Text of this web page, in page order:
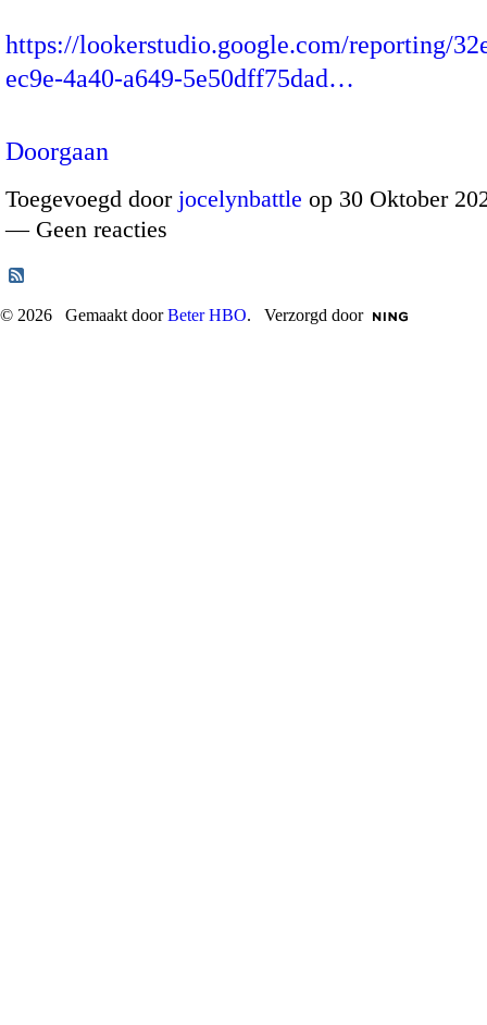
https://lookerstudio.google.com/reporting/
ec9e-4a40-a649-5e50dff75dad…
Doorgaan
Toegevoegd door jocelynbattle op 30 Oktober
— Geen reacties
© 2026 Gemaakt doorBeter HBO. Verzorgd door